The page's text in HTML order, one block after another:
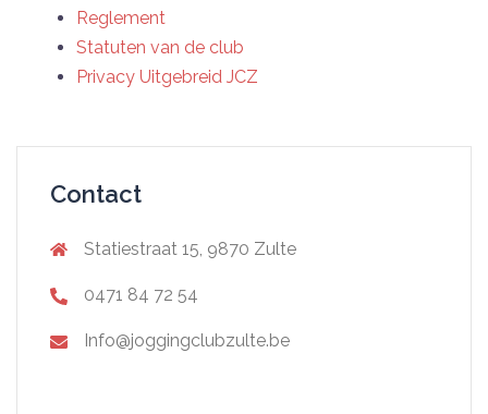
Reglement
Statuten van de club
Privacy Uitgebreid JCZ
Contact
Statiestraat 15, 9870 Zulte
0471 84 72 54
Info@joggingclubzulte.be